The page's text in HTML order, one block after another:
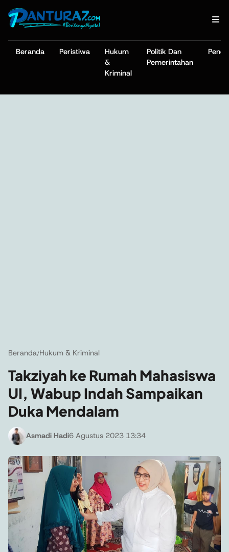
Beranda Peristiwa
Hukum
&
Kriminal
Politik Dan
Pemerintahan
Beranda/Hukum & Kriminal
Takziyah ke Rumah Mahasiswa
UI, Wabup Indah Sampaikan
Duka Mendalam
Asmadi Hadi6 Agustus 2023 13:34